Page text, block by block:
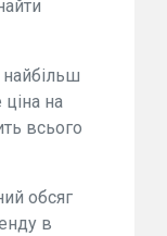
найбільш
на
всього
обсяг
в